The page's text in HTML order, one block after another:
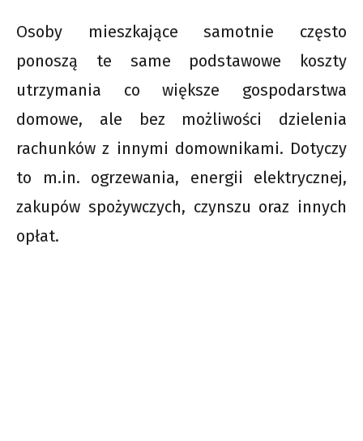
Osoby mieszkające samotnie często
ponoszą te same podstawowe koszty
utrzymania co większe gospodarstwa
domowe, ale bez możliwości dzielenia
rachunków z innymi domownikami. Dotyczy
to m.in. ogrzewania, energii elektrycznej,
zakupów spożywczych, czynszu oraz innych
opłat.